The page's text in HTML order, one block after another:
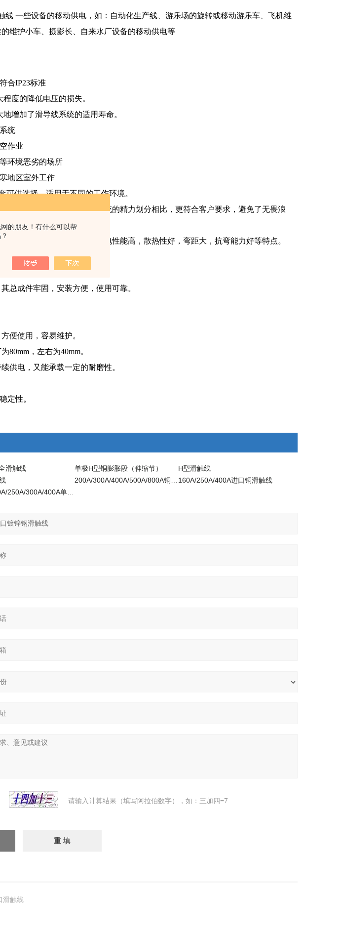
的朋友！有什么可以帮
线 一些设备的移动供电，如：自动化生产线、游乐场的旋转或移动游乐车、飞机维
维护小车、摄影长、自来水厂设备的移动供电等
合IP23标准
度的降低电压的损失。
增加了滑导线系统的适用寿命。
统
作业
环境恶劣的场所
地区室外工作
可供选择，适用于不同的工作环境。
流容量的增大而划分，与传统的精力划分相比，更符合客户要求，避免了无畏浪
低，能耗小，表面积大，导电性能高，散热性好，弯距大，抗弯能力好等特点。
老化的特点。
总成件牢固，安装方便，使用可靠。
便使用，容易维护。
80mm，左右为40mm。
供电，又能承载一定的耐磨性。
定性。
滑触线 单极H型铜膨胀段（伸缩节）
H型滑触线
160A/250A/400A进口铜滑触线
请输入计算结果（填写阿拉伯数字），如：三加四=7
滑触线